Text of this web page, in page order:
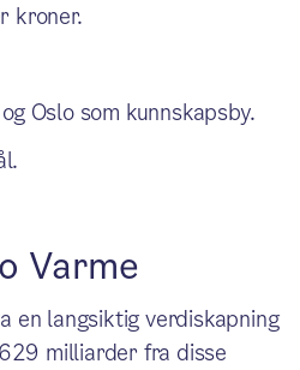
kroner.
Oslo som kunnskapsby.
Varme
en langsiktig verdiskapning
milliarder fra disse